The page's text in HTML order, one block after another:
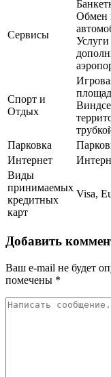
Сервисы
Обмен
Услуги
Спорт и
Отдых
Парковка
Интернет
Виды
принимаемых
кредитных
карт
Visa,
Добавить
Ваш e-mail не будет
помечены *